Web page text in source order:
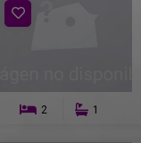
2 1